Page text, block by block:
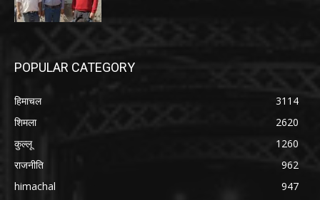
POPULAR CATEGORY
हिमाचल
3114
शिमला
2620
कुल्लू
1260
राजनीति
962
himachal
947